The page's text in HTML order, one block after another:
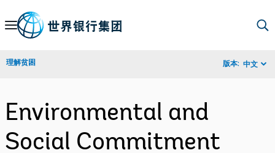
Skip
Navigation
理解贫困 版本: 中文
Environmental and
Social Commitment